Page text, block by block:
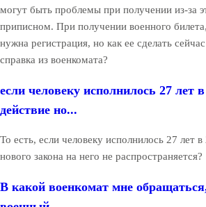
могут быть проблемы при получении из-за
приписном. При получении военного
нужна регистрация, но как ее сделать
справка из военкомата?
если человеку исполнилось 27 лет в
действие но...
То есть, если человеку исполнилось 27 лет
нового закона на него не распространяется?
В какой военкомат мне